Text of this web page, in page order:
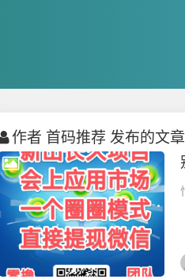
作者 首码推荐 发布的文章